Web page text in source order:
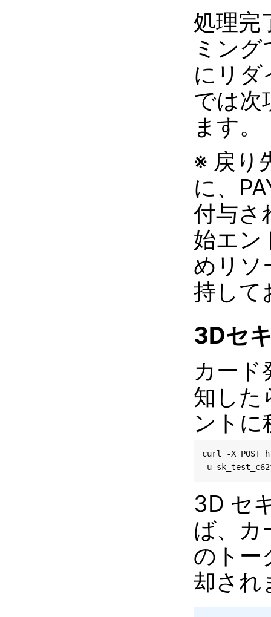
処理完
ミン
にリダ
では次
ます。
※ 戻り
に、
付与さ
始エン
めリソ
持して
3Dセ
カード
知した
ントに
curl -X POST
3D セ
ば、カ
のトー
却され